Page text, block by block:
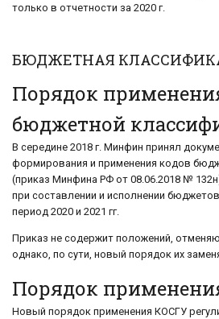
только в отчетности за 2020 г.
БЮДЖЕТНАЯ
Порядок
бюджетной
В середине 2018 г. Минфин принял
формирования и применения кодов
(приказ Минфина РФ от 08.06.2018 №
при составлении и исполнении
период 2020 и 2021 гг.
Приказ не содержит положений,
однако, по сути, новый порядок их
Порядок
Новый порядок применения КОСГУ